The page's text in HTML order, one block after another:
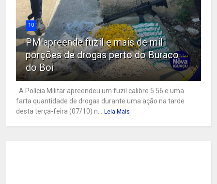
10
PM apreende fuzil e mais de mil
porções de drogas perto do Buraco
do Boi
A Polícia Militar apreendeu um fuzil calibre 5.56 e uma
farta quantidade de drogas durante uma ação na tarde
desta terça-feira (07/10) n...
Leia Mais